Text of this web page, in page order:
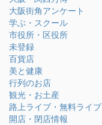
大阪街角アンケート
学ぶ・スクール
市役所・区役所
未登録
百貨店
美と健康
行列のお店
観光・お土産
路上ライブ・無料ライブ
開店・閉店情報